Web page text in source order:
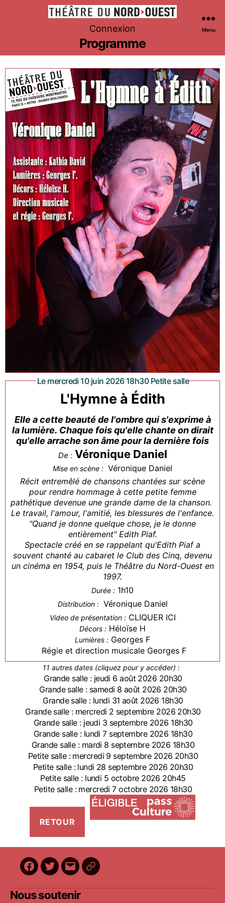
Théâtre
du
Nord-
Ouest
Connexion Menu
Programme
Le mercredi 10 juin 2026 18h30 Petite salle
L'Hymne à Édith
Elle a cette beauté de l'ombre qui s'exprime à
la lumière. Chaque fois qu'elle chante on dirait
qu'elle arrache son âme pour la dernière fois
De : Véronique Daniel
Mise en scène : Véronique Daniel
Récit entremêlé de chansons chantées sur scène
pour rendre hommage à cette petite femme
pathétique devenue une grande dame de la chanson.
Le travail, l'amour, l'amitié, les blessures de l'enfance.
"Quand je donne quelque chose, je le donne
entièrement" Edith Piaf.
Spectacle créé en se rappelant qu'Edith Piaf a
souvent chanté au cabaret le Club des Cinq, devenu
un cinéma en 1954, puis le Théâtre du Nord-Ouest en
1997.
Durée : 1h10
Distribution : Véronique Daniel
Video de présentation : CLIQUER ICI
Décors : Héloïse H
Lumières : Georges F
Régie et direction musicale Georges F
11 autres dates (cliquez pour y accéder) :
Grande salle : jeudi 6 août 2026 20h30
Grande salle : samedi 8 août 2026 20h30
Grande salle : lundi 31 août 2026 18h30
Grande salle : mercredi 2 septembre 2026 20h30
Grande salle : jeudi 3 septembre 2026 18h30
Grande salle : lundi 7 septembre 2026 18h30
Grande salle : mardi 8 septembre 2026 18h30
Petite salle : mercredi 9 septembre 2026 20h30
Petite salle : lundi 28 septembre 2026 20h30
Petite salle : lundi 5 octobre 2026 20h45
Petite salle : mercredi 7 octobre 2026 18h30
Facebook
Twitter
E-
mail
BilletReduc
Nous soutenir